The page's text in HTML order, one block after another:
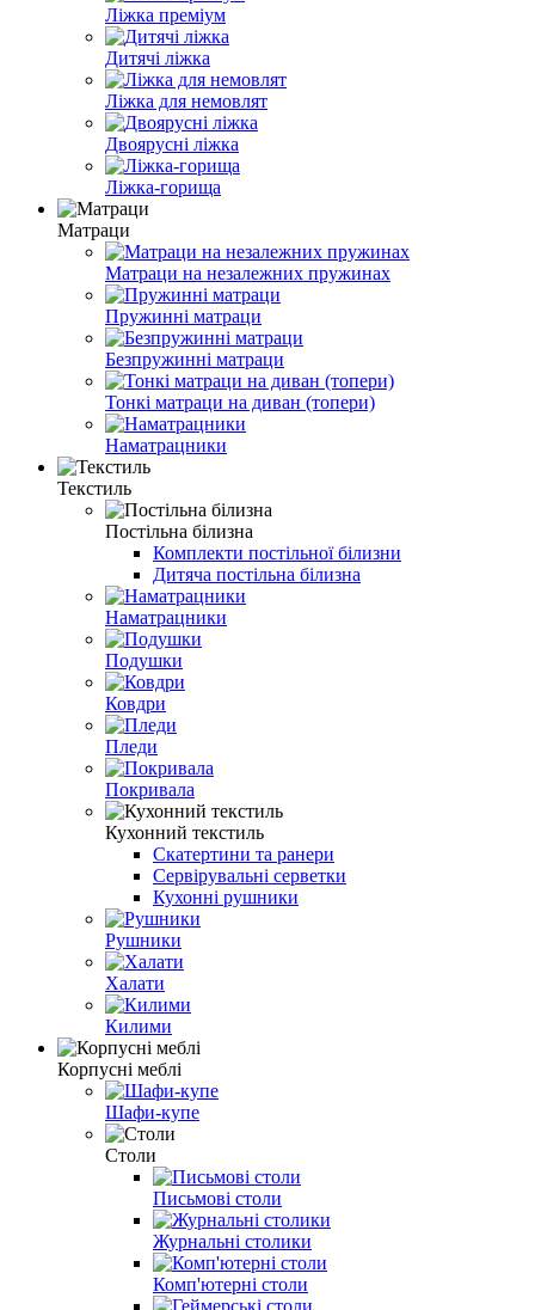
Ліжка преміум
Дитячі ліжка
Ліжка для немовлят
Двоярусні ліжка
Ліжка-горища
Матраци
Матраци на незалежних пружинах
Пружинні матраци
Безпружинні матраци
Тонкі матраци на диван (топери)
Наматрацники
Текстиль
Постільна білизна
Комплекти постільної білизни
Дитяча постільна білизна
Наматрацники
Подушки
Ковдри
Пледи
Покривала
Кухонний текстиль
Скатертини та ранери
Сервірувальні серветки
Кухонні рушники
Рушники
Халати
Килими
Корпусні меблі
Шафи-купе
Столи
Письмові столи
Журнальні столики
Комп'ютерні столи